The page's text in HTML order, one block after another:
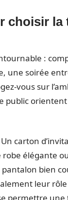
choisir la
:
une soirée
vous sur
public
carton
élégante
bien
leur
permettre